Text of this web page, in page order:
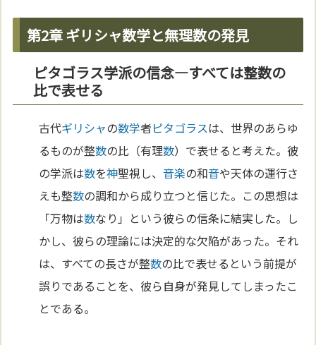
第2章 ギリシャ数学と無理数の発見
ピタゴラス学派の信念—すべては整数の
比で表せる
古代ギリシャの数学者ピタゴラスは、世界のあらゆ
るものが整数の比（有理数）で表せると考えた。彼
の学派は数を神聖視し、音楽の和音や天体の運行さ
えも整数の調和から成り立つと信じた。この思想は
「万物は数なり」という彼らの信条に結実した。し
かし、彼らの理論には決定的な欠陥があった。それ
は、すべての長さが整数の比で表せるという前提が
誤りであることを、彼ら自身が発見してしまったこ
とである。